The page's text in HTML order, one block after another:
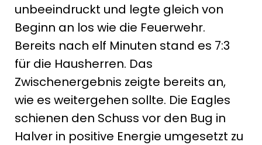
unbeeindruckt und legte gleich von
Beginn an los wie die Feuerwehr.
Bereits nach elf Minuten stand es 7:3
für die Hausherren. Das
Zwischenergebnis zeigte bereits an,
wie es weitergehen sollte. Die Eagles
schienen den Schuss vor den Bug in
Halver in positive Energie umgesetzt zu